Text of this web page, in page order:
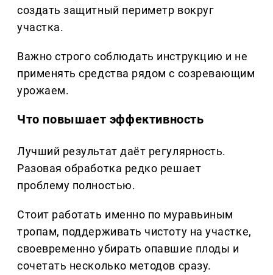
создать защитный периметр вокруг
участка.
Важно строго соблюдать инструкцию и не
применять средства рядом с созревающим
урожаем.
Что повышает эффективность
Лучший результат даёт регулярность.
Разовая обработка редко решает
проблему полностью.
Стоит работать именно по муравьиным
тропам, поддерживать чистоту на участке,
своевременно убирать опавшие плоды и
сочетать несколько методов сразу.